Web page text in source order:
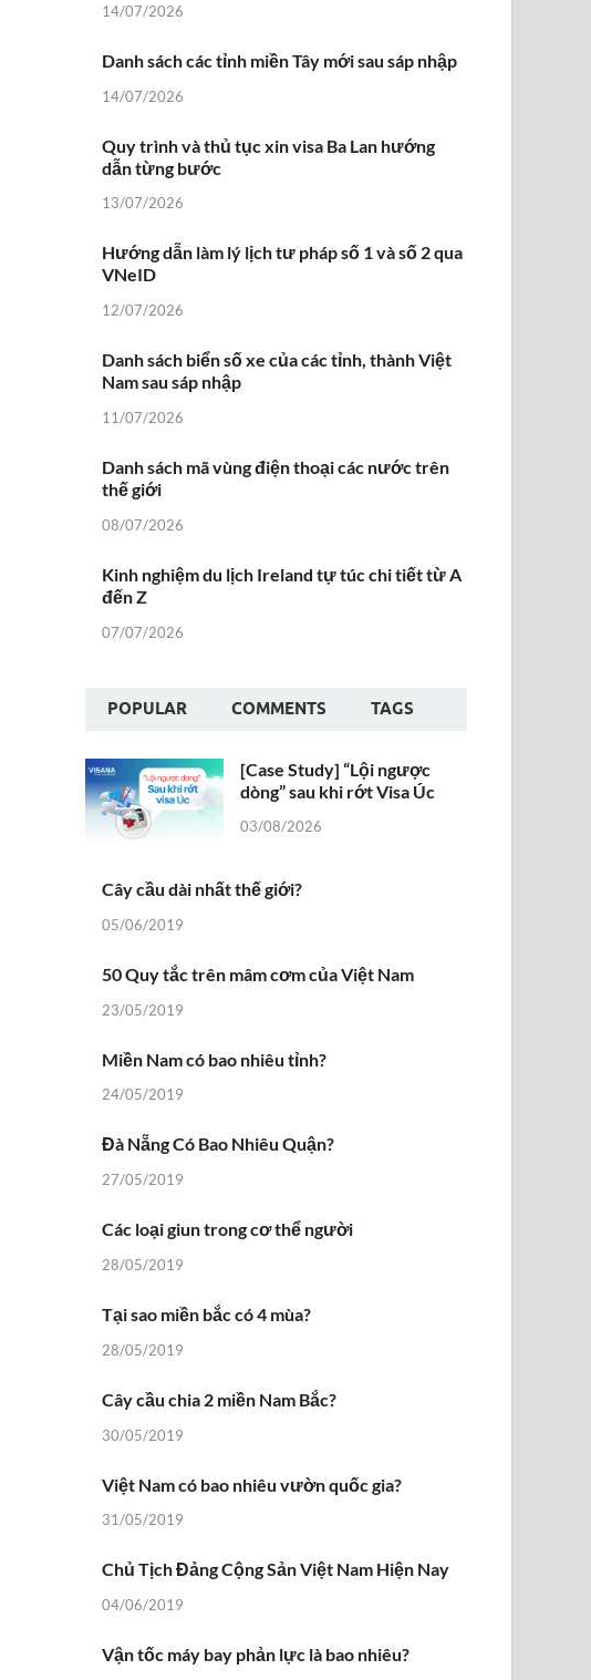
14/07/2026
Danh sách các tỉnh miền Tây mới sau sáp nhập
14/07/2026
Quy trình và thủ tục xin visa Ba Lan hướng
dẫn từng bước
13/07/2026
Hướng dẫn làm lý lịch tư pháp số 1 và số 2 qua
VNeID
12/07/2026
Danh sách biển số xe của các tỉnh, thành Việt
Nam sau sáp nhập
11/07/2026
Danh sách mã vùng điện thoại các nước trên
thế giới
08/07/2026
Kinh nghiệm du lịch Ireland tự túc chi tiết từ A
đến Z
07/07/2026
POPULAR COMMENTS TAGS
[Case Study] “Lội ngược
dòng” sau khi rớt Visa Úc
03/08/2026
Cây cầu dài nhất thế giới?
05/06/2019
50 Quy tắc trên mâm cơm của Việt Nam
23/05/2019
Miền Nam có bao nhiêu tỉnh?
24/05/2019
Đà Nẵng Có Bao Nhiêu Quận?
27/05/2019
Các loại giun trong cơ thể người
28/05/2019
Tại sao miền bắc có 4 mùa?
28/05/2019
Cây cầu chia 2 miền Nam Bắc?
30/05/2019
Việt Nam có bao nhiêu vườn quốc gia?
31/05/2019
Chủ Tịch Đảng Cộng Sản Việt Nam Hiện Nay
04/06/2019
Vận tốc máy bay phản lực là bao nhiêu?